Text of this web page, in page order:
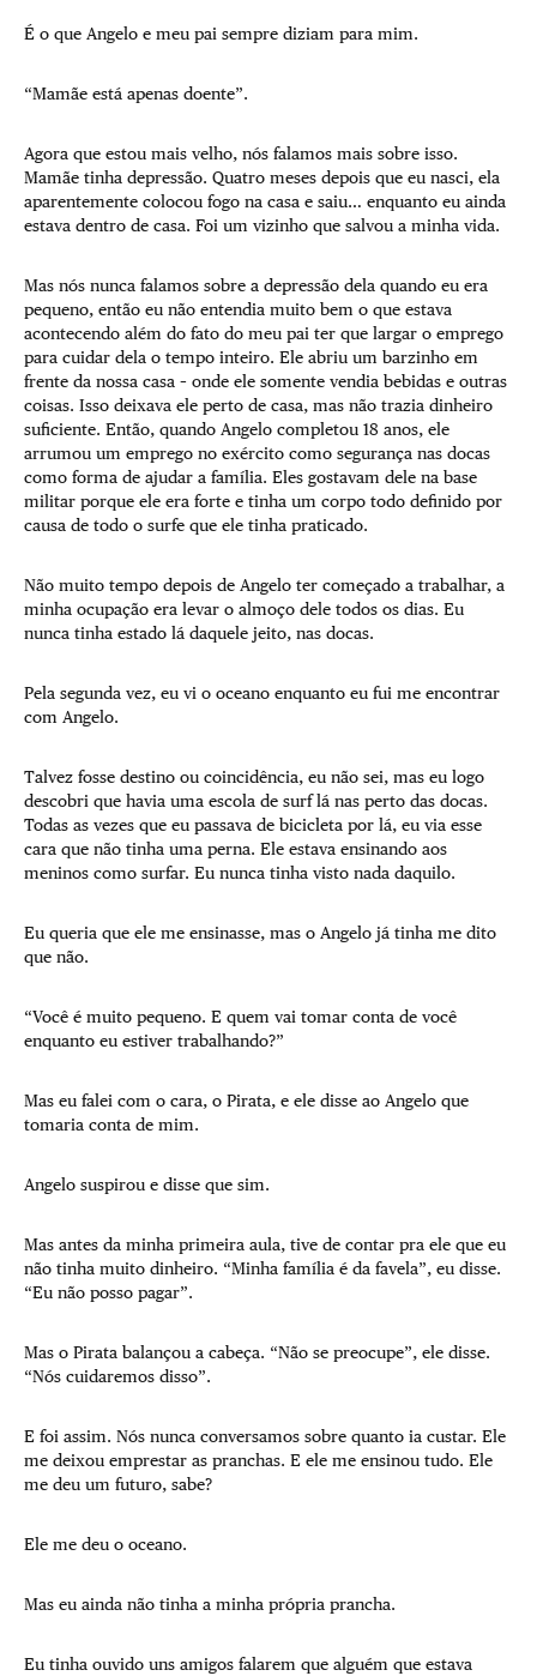
É o que Angelo e meu pai sempre diziam para mim.
“Mamãe está apenas doente”.
Agora que estou mais velho, nós falamos mais sobre isso.
Mamãe tinha depressão. Quatro meses depois que eu nasci, ela
aparentemente colocou fogo na casa e saiu… enquanto eu ainda
estava dentro de casa. Foi um vizinho que salvou a minha vida.
Mas nós nunca falamos sobre a depressão dela quando eu era
pequeno, então eu não entendia muito bem o que estava
acontecendo além do fato do meu pai ter que largar o emprego
para cuidar dela o tempo inteiro. Ele abriu um barzinho em
frente da nossa casa – onde ele somente vendia bebidas e outras
coisas. Isso deixava ele perto de casa, mas não trazia dinheiro
suficiente. Então, quando Angelo completou 18 anos, ele
arrumou um emprego no exército como segurança nas docas
como forma de ajudar a família. Eles gostavam dele na base
militar porque ele era forte e tinha um corpo todo definido por
causa de todo o surfe que ele tinha praticado.
Não muito tempo depois de Angelo ter começado a trabalhar, a
minha ocupação era levar o almoço dele todos os dias. Eu
nunca tinha estado lá daquele jeito, nas docas.
Pela segunda vez, eu vi o oceano enquanto eu fui me encontrar
com Angelo.
Talvez fosse destino ou coincidência, eu não sei, mas eu logo
descobri que havia uma escola de surf lá nas perto das docas.
Todas as vezes que eu passava de bicicleta por lá, eu via esse
cara que não tinha uma perna. Ele estava ensinando aos
meninos como surfar. Eu nunca tinha visto nada daquilo.
Eu queria que ele me ensinasse, mas o Angelo já tinha me dito
que não.
“Você é muito pequeno. E quem vai tomar conta de você
enquanto eu estiver trabalhando?”
Mas eu falei com o cara, o Pirata, e ele disse ao Angelo que
tomaria conta de mim.
Angelo suspirou e disse que sim.
Mas antes da minha primeira aula, tive de contar pra ele que eu
não tinha muito dinheiro. “Minha família é da favela”, eu disse.
“Eu não posso pagar”.
Mas o Pirata balançou a cabeça. “Não se preocupe”, ele disse.
“Nós cuidaremos disso”.
E foi assim. Nós nunca conversamos sobre quanto ia custar. Ele
me deixou emprestar as pranchas. E ele me ensinou tudo. Ele
me deu um futuro, sabe?
Ele me deu o oceano.
Mas eu ainda não tinha a minha própria prancha.
Eu tinha ouvido uns amigos falarem que alguém que estava